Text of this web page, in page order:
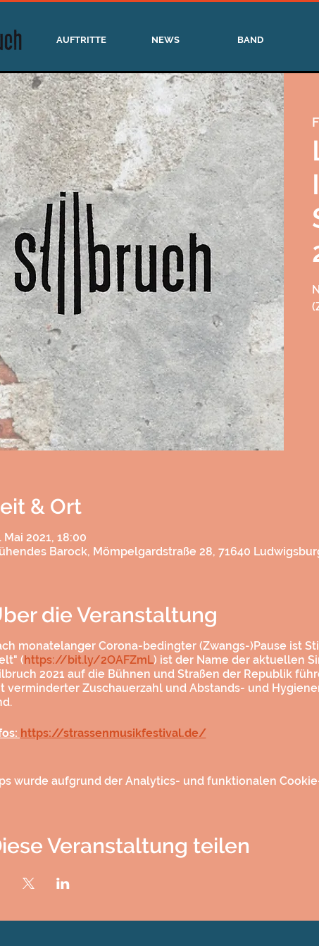
AUFTRITTE NEWS BAND
& Ort
Mai 2021, 18:00
Barock, Mömpelgardstraße 28, 71640
die Veranstaltung
monatelanger Corona-bedingter (Zwangs-)Pause ist
( https://bit.ly/2OAFZmL) ist der Name der aktuellen
2021 auf die Bühnen und Straßen der Republik
verminderter Zuschauerzahl und Abstands- und
https://strassenmusikfestival.de/
wurde aufgrund der Analytics- und funktionalen
Veranstaltung teilen